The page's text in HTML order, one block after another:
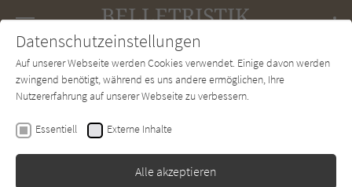
SUCHE Forum Charts Newsletter
E. L. Doctorow
Das Leben der Dichter
Erschienen: Januar 1985 Bibliogr. Angaben
Datenschutzeinstellungen
Auf unserer Webseite werden Cookies verwendet. Einige davon werden
zwingend benötigt, während es uns andere ermöglichen, Ihre
Nutzererfahrung auf unserer Webseite zu verbessern.
Essentiell Externe Inhalte
Alle akzeptieren